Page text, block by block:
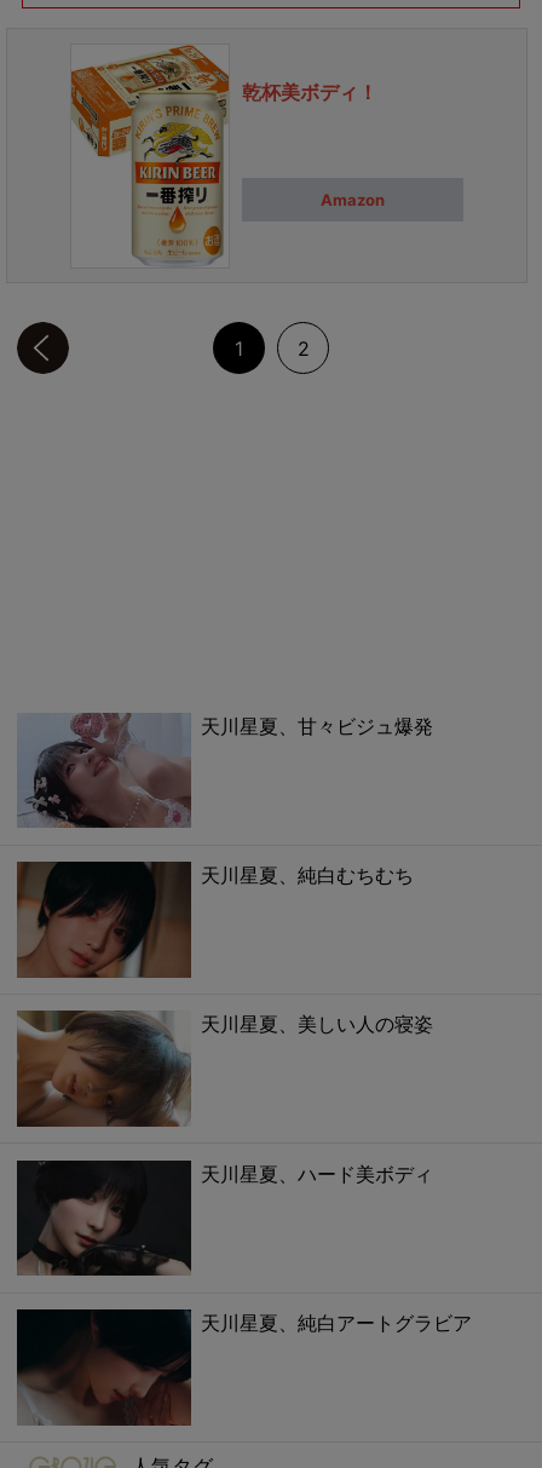
乾杯美ボディ！
Amazon
1 2
天川星夏、甘々ビジュ爆発
天川星夏、純白むちむち
天川星夏、美しい人の寝姿
天川星夏、ハード美ボディ
天川星夏、純白アートグラビア
gravure-grazie